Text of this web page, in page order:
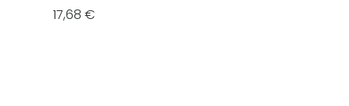
Prezzo
17,68 €